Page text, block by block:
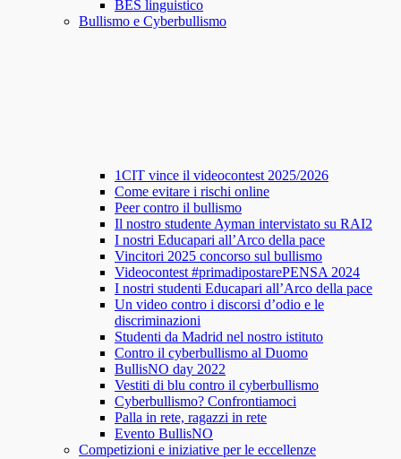
BES linguistico
Bullismo e Cyberbullismo
1CIT vince il videocontest 2025/2026
Come evitare i rischi online
Peer contro il bullismo
Il nostro studente Ayman intervistato su RAI2
I nostri Educapari all’Arco della pace
Vincitori 2025 concorso sul bullismo
Videocontest #primadipostarePENSA 2024
I nostri studenti Educapari all’Arco della pace
Un video contro i discorsi d’odio e le
discriminazioni
Studenti da Madrid nel nostro istituto
Contro il cyberbullismo al Duomo
BullisNO day 2022
Vestiti di blu contro il cyberbullismo
Cyberbullismo? Confrontiamoci
Palla in rete, ragazzi in rete
Evento BullisNO
Competizioni e iniziative per le eccellenze